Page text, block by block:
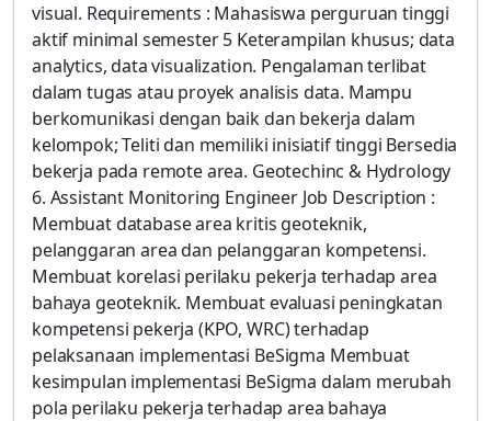
visual. Requirements : Mahasiswa perguruan tinggi
aktif minimal semester 5 Keterampilan khusus; data
analytics, data visualization. Pengalaman terlibat
dalam tugas atau proyek analisis data. Mampu
berkomunikasi dengan baik dan bekerja dalam
kelompok; Teliti dan memiliki inisiatif tinggi Bersedia
bekerja pada remote area. Geotechinc & Hydrology
6. Assistant Monitoring Engineer Job Description :
Membuat database area kritis geoteknik,
pelanggaran area dan pelanggaran kompetensi.
Membuat korelasi perilaku pekerja terhadap area
bahaya geoteknik. Membuat evaluasi peningkatan
kompetensi pekerja (KPO, WRC) terhadap
pelaksanaan implementasi BeSigma Membuat
kesimpulan implementasi BeSigma dalam merubah
pola perilaku pekerja terhadap area bahaya